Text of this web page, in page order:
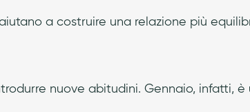
a costruire una relazione più
nuove abitudini. Gennaio, infatti, è